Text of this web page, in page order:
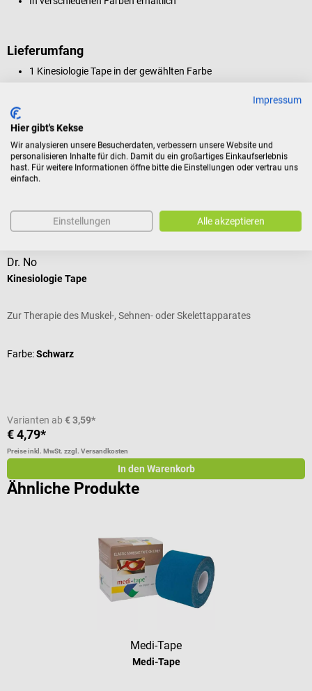
Lieferumfang
1 Kinesiologie Tape in der gewählten Farbe
Produktidentifikation
Bewertungen
Kunden kauften auch
Dr. No
Kinesiologie Tape
Zur Therapie des Muskel-, Sehnen- oder Skelettapparates
Farbe:Schwarz
Varianten ab € 3,59*
€ 4,79*
Preise inkl. MwSt. zzgl. Versandkosten
In den Warenkorb
Ähnliche Produkte
Medi-Tape
Medi-Tape
Impressum
Hier gibt's Kekse
Wir analysieren unsere Besucherdaten, verbessern unsere Website und
personalisieren Inhalte für dich. Damit du ein großartiges Einkaufserlebnis
hast. Für weitere Informationen öffne bitte die Einstellungen oder vertrau uns
einfach.
Einstellungen Alle akzeptieren